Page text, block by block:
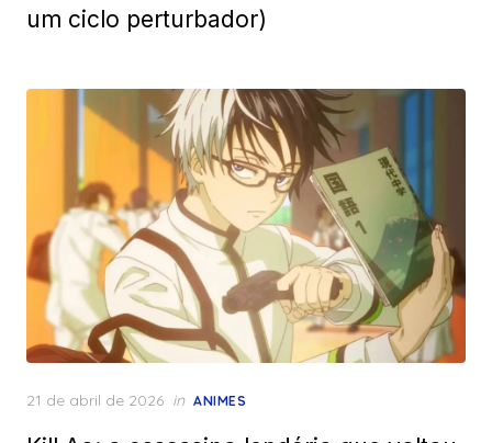
um ciclo perturbador)
Posted
21 de abril de 2026 in ANIMES